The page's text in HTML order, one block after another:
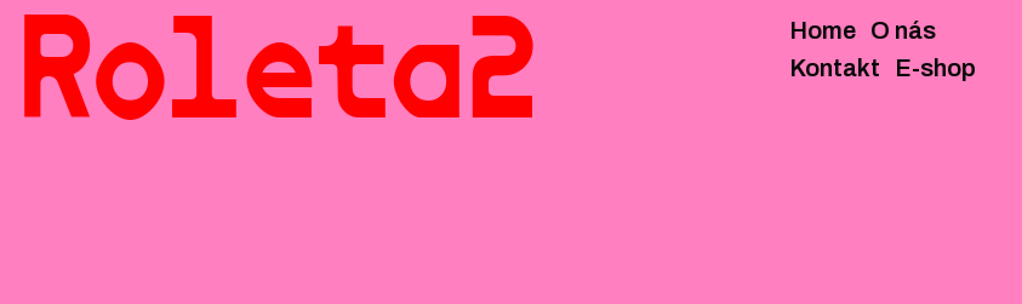
Roleta2 Home O nás
Kontakt
E-shop
Roleta2 KNIHY BROŽURY